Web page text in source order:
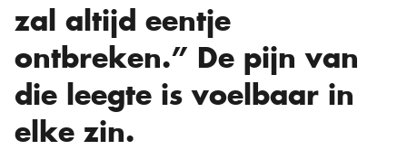
zal altijd eentje
ontbreken.” De pijn van
die leegte is voelbaar in
elke zin.